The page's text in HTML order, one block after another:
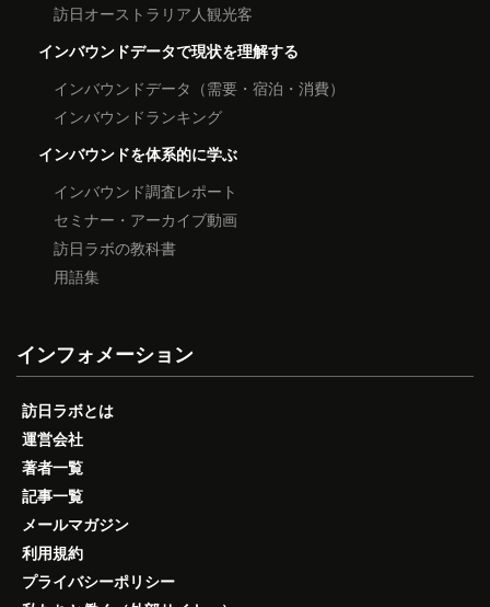
訪日オーストラリア人観光客
インバウンドデータで現状を理解する
インバウンドデータ（需要・宿泊・消費）
インバウンドランキング
インバウンドを体系的に学ぶ
インバウンド調査レポート
セミナー・アーカイブ動画
訪日ラボの教科書
用語集
インフォメーション
訪日ラボとは
運営会社
著者一覧
記事一覧
メールマガジン
利用規約
プライバシーポリシー